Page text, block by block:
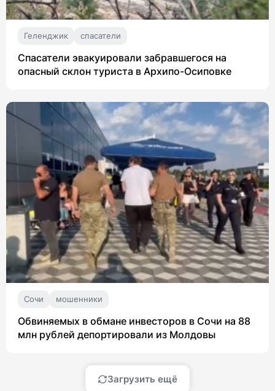
Геленджик спасатели
Спасатели эвакуировали забравшегося на
опасный склон туриста в Архипо-Осиповке
Сочи мошенники
Обвиняемых в обмане инвесторов в Сочи на 88
млн рублей депортировали из Молдовы
Загрузить ещё